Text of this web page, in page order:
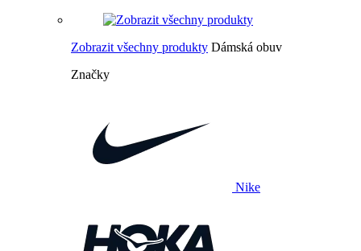
Zobrazit všechny produkty Dámská obuv
Značky
Nike